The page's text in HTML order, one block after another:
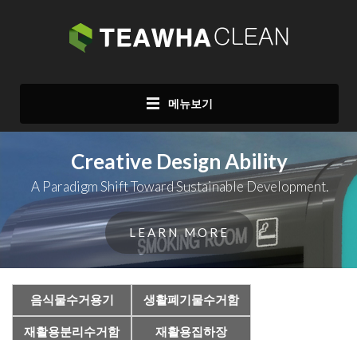
메뉴보기
Creative Design Ability
A Paradigm Shift Toward Sustainable Development.
LEARN MORE
음식물수거용기 생활폐기물수거함
재활용분리수거함 재활용집하장